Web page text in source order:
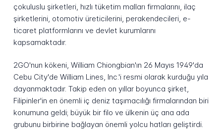
çokuluslu şirketleri, hızlı tüketim malları firmalarını, ilaç
şirketlerini, otomotiv üreticilerini, perakendecileri, e-
ticaret platformlarını ve devlet kurumlarını
kapsamaktadır.
2GO'nun kökeni, William Chiongbian'ın 26 Mayıs 1949'da
Cebu City'de William Lines, Inc.'i resmi olarak kurduğu yıla
dayanmaktadır. Takip eden on yıllar boyunca şirket,
Filipinler'in en önemli iç deniz taşımacılığı firmalarından biri
konumuna geldi; büyük bir filo ve ülkenin üç ana ada
grubunu birbirine bağlayan önemli yolcu hatları geliştirdi.